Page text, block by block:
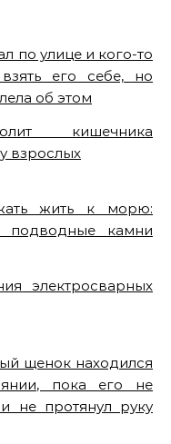
по улице и кого-то
его себе, но
об этом
кишечника
взрослых
жить к морю:
камни
электросварных
щенок находился
пока его не
не протянул руку